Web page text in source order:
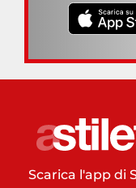
Scarica l'app di